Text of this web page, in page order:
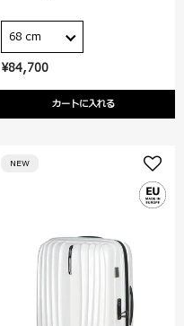
¥84,700
カートに入れる
68 cm
NEW